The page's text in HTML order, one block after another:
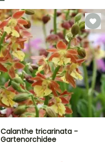
Calanthe tricarinata -
Gartenorchidee